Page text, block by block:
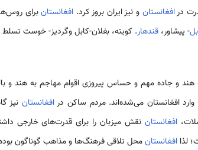
درافغانستان و نیز ایران بروز کرد. افغانستانبرای
- پیشاور، قندهار. کویته، بغلان-کابل وگردیز- خوست تسلط
و جاده مهم و حساس پیروزی اقوام مهاجم به هند و
افغانستان می‌شده‌اند. مردم ساکن درافغانستان نیز
افغانستاننقش میزبان را برای قدرت‌های خارجی
لذا افغانستانمحل تلاقی فرهنگ‌ها و مذاهب گوناگون